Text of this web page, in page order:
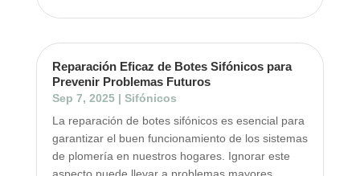
Reparación Eficaz de Botes Sifónicos para
Prevenir Problemas Futuros
Sep 7, 2025| Sifónicos
La reparación de botes sifónicos es esencial para
garantizar el buen funcionamiento de los sistemas
de plomería en nuestros hogares. Ignorar este
aspecto puede llevar a problemas mayores,